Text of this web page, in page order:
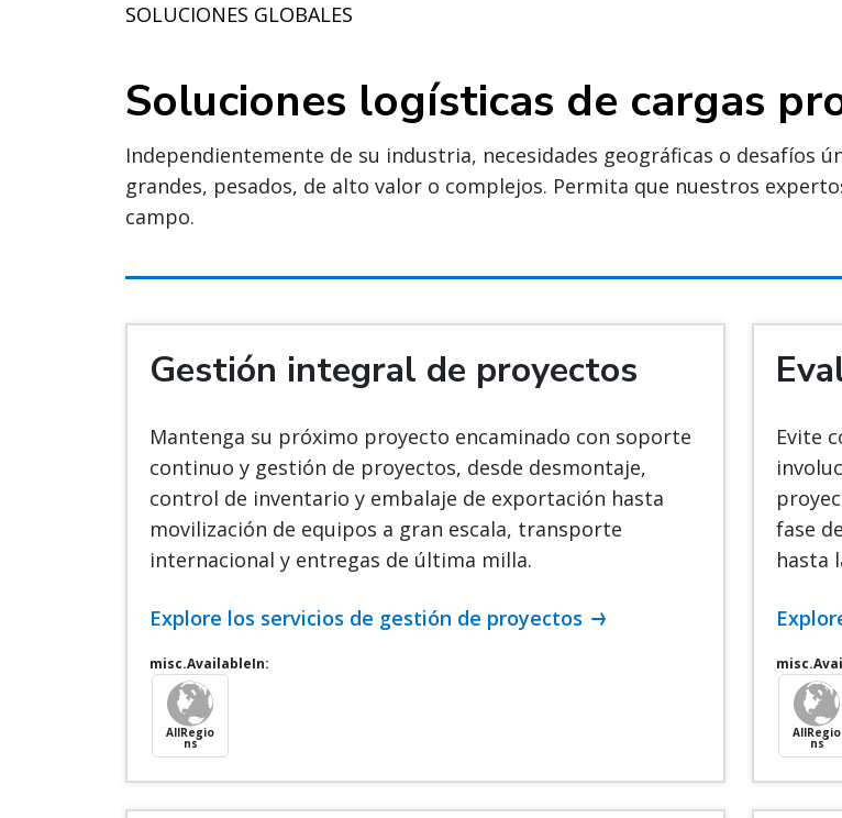
SOLUCIONES GLOBALES
Soluciones logísticas de cargas
Independientemente de su industria, necesidades geográficas o desafíos
grandes, pesados, de alto valor o complejos. Permita que nuestros
campo.
Gestión integral de proyectos
Mantenga su próximo proyecto encaminado con soporte
continuo y gestión de proyectos, desde desmontaje,
control de inventario y embalaje de exportación hasta
movilización de equipos a gran escala, transporte
internacional y entregas de última milla.
Explore los servicios de gestión de proyectos
misc.AvailableIn:
AllRegio
ns
Evite
fase
hasta
AllRegio
ns